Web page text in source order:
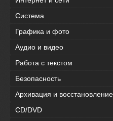
Система
Графика и фото
Аудио и видео
Работа с текстом
Безопасность
Архивация и восстановление
CD/DVD